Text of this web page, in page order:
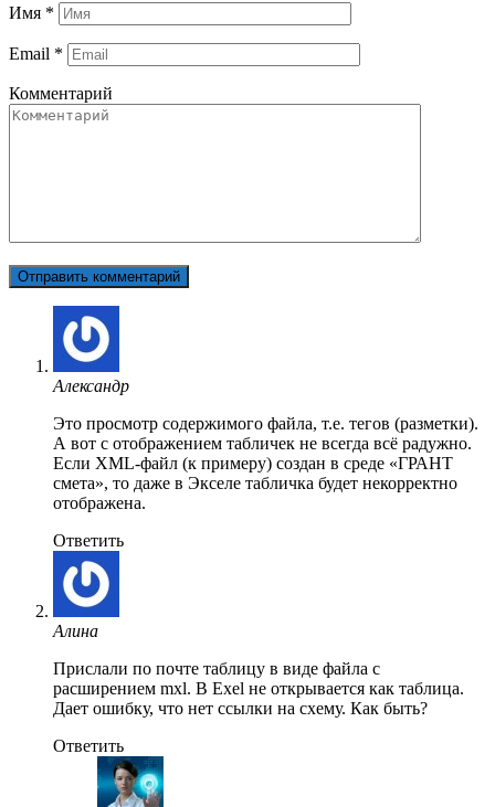
Имя *
Email *
Комментарий
Александр
Это просмотр содержимого файла, т.е. тегов (разметки).
А вот с отображением табличек не всегда всё радужно.
Если XML-файл (к примеру) создан в среде «ГРАНТ
смета», то даже в Экселе табличка будет некорректно
отображена.
Ответить
Алина
Прислали по почте таблицу в виде файла с
расширением mxl. В Exel не открывается как таблица.
Дает ошибку, что нет ссылки на схему. Как быть?
Ответить